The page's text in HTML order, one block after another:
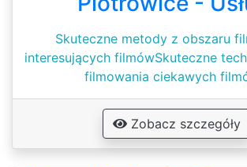
Skuteczne metody z obszaru
interesujących filmówSkuteczne
filmowania ciekawych
Zobacz szczegóły